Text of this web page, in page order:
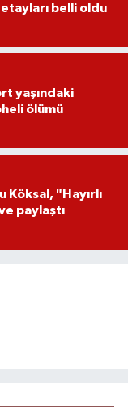
belli oldu
yaşındaki
ölümü
Köksal, "Hayırlı
paylaştı